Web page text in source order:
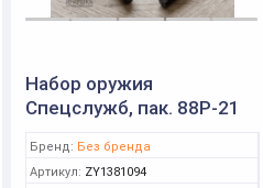
Набор оружия
Спецслужб, пак. 88P-21
Бренд: Без бренда
Артикул: ZY1381094